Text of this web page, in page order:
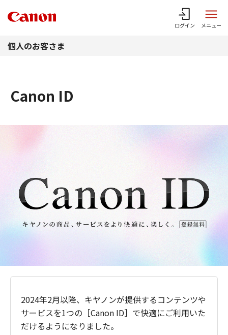
ログイン メニュー
個人のお客さま
Canon ID
2024年2月以降、キヤノンが提供するコンテンツや
サービスを1つの［Canon ID］で快適にご利用いた
だけるようになりました。